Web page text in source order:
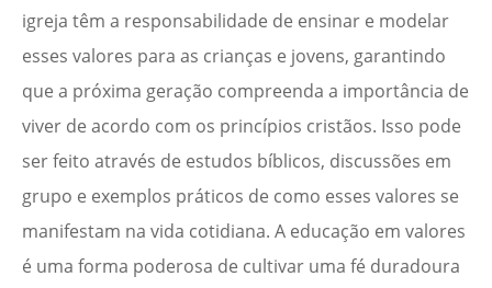
igreja têm a responsabilidade de ensinar e modelar
esses valores para as crianças e jovens, garantindo
que a próxima geração compreenda a importância de
viver de acordo com os princípios cristãos. Isso pode
ser feito através de estudos bíblicos, discussões em
grupo e exemplos práticos de como esses valores se
manifestam na vida cotidiana. A educação em valores
é uma forma poderosa de cultivar uma fé duradoura